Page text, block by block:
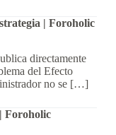
| Foroholic
directamente
del Efecto
no se […]
Foroholic